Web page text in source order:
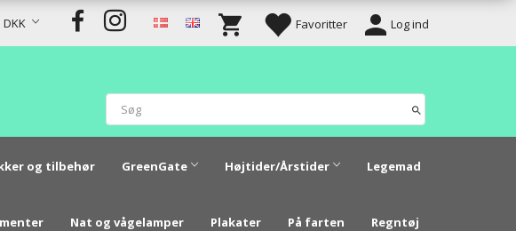
Favoritter Log ind
DKK
og tilbehør GreenGate Højtider/Årstider Legemad
Nat og vågelamper Plakater På farten Regntøj